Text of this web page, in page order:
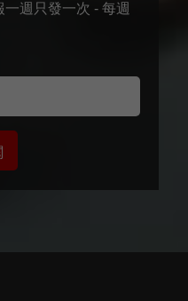
週只發一次 - 每週